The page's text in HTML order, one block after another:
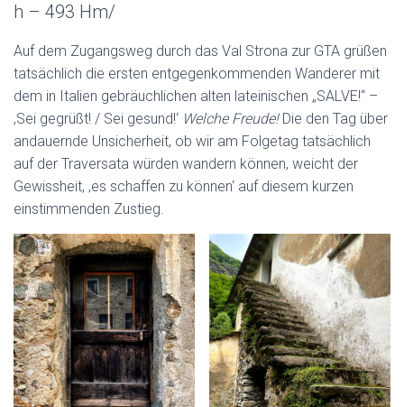
h – 493 Hm/
Auf dem Zugangsweg durch das Val Strona zur GTA grüßen
tatsächlich die ersten entgegenkommenden Wanderer mit
dem in Italien gebräuchlichen alten lateinischen „SALVE!“ –
‚Sei gegrüßt! / Sei gesund!‘ Welche Freude!Die den Tag über
andauernde Unsicherheit, ob wir am Folgetag tatsächlich
auf der Traversata würden wandern können, weicht der
Gewissheit, ‚es schaffen zu können‘ auf diesem kurzen
einstimmenden Zustieg.